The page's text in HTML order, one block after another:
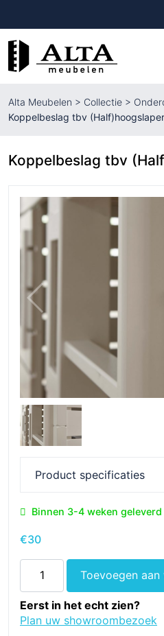
Alta Meubelen > Collectie >
Koppelbeslag tbv (Half)hoogslaper
Koppelbeslag tbv
Product specificaties
Binnen 3-4 weken geleverd
€30
(Half)hoogslaper
aantal
Toevoegen
Eerst in het echt zien?
Plan uw showroombezoek